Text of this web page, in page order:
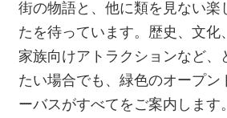
街の物語と、他に類を見ない楽
たを待っています。歴史、文化
家族向けアトラクションなど、
たい場合でも、緑色のオープン
ーバスがすべてをご案内します。